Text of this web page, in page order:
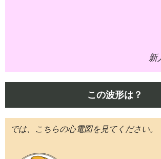
新
この波形は？
では、こちらの心電図を見てください。